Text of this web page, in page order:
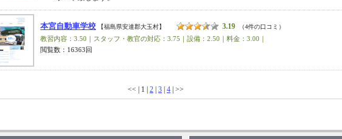
本宮自動車学校 【福島県安達郡大玉村】 3.19 （4件の口コミ）
教習内容：3.50｜スタッフ・教官の対応：3.75｜設備：2.50｜料金：3.00｜
閲覧数：16363回
<< | 1 | 2 3 4 | >>